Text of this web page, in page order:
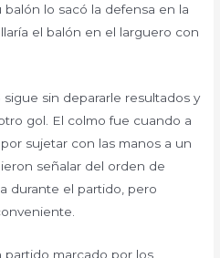
lo sacó la defensa en la
el balón en el larguero con
sin depararle resultados y
gol. El colmo fue cuando a
sujetar con las manos a un
señalar del orden de
durante el partido, pero
partido marcado por los